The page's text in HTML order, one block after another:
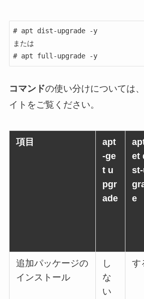
# apt dist-upgrade -y
または
# apt full-upgrade -y
コマンドの使い分けについては
イトをご覧ください。
項目
apt
-ge
t u
pgr
ade
et
e
追加パッケージの
インストール
し
な
い
す